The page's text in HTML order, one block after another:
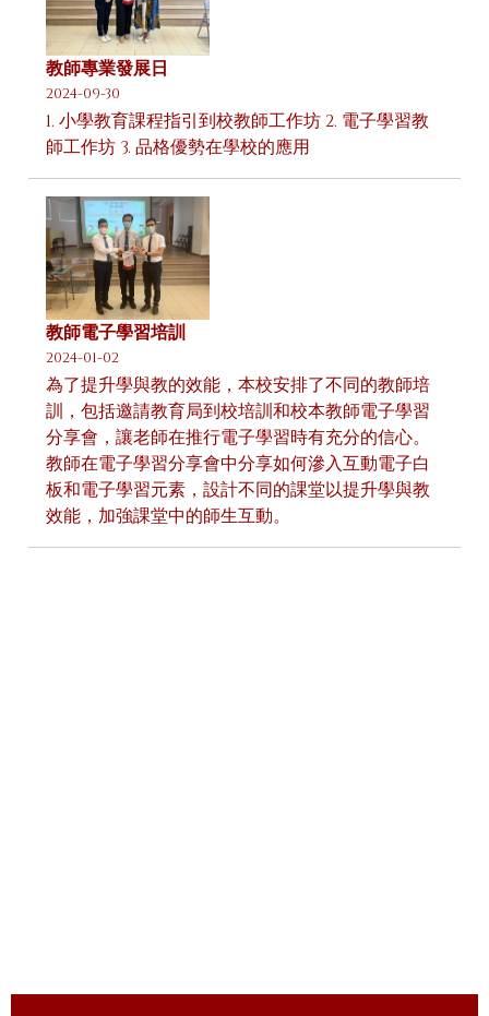
教師專業發展日
2024-09-30
1. 小學教育課程指引到校教師工作坊 2. 電子學習教
師工作坊 3. 品格優勢在學校的應用
教師電子學習培訓
2024-01-02
為了提升學與教的效能，本校安排了不同的教師培
訓，包括邀請教育局到校培訓和校本教師電子學習
分享會，讓老師在推行電子學習時有充分的信心。
教師在電子學習分享會中分享如何滲入互動電子白
板和電子學習元素，設計不同的課堂以提升學與教
效能，加強課堂中的師生互動。